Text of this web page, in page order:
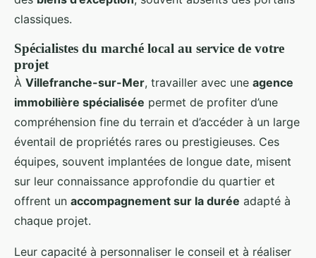
classiques.
Spécialistes du marché local au service de votre
projet
À Villefranche-sur-Mer, travailler avec une agence
immobilière spécialisée permet de profiter d’une
compréhension fine du terrain et d’accéder à un large
éventail de propriétés rares ou prestigieuses. Ces
équipes, souvent implantées de longue date, misent
sur leur connaissance approfondie du quartier et
offrent un accompagnement sur la durée adapté à
chaque projet.
Leur capacité à personnaliser le conseil et à réaliser